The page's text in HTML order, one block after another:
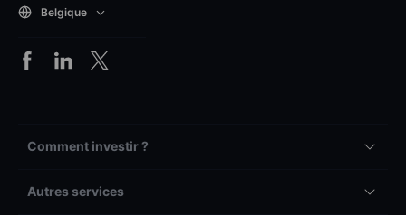
Belgique
Comment investir ?
Autres services